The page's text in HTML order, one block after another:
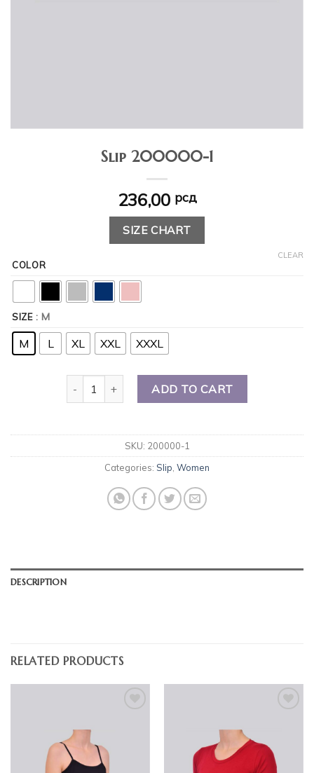
Slip 200000-1
236,00 рсд
SIZE CHART
COLOR
SIZE : M
M L XL XXL XXXL
CLEAR
ADD TO CART
SKU: 200000-1
Categories: Slip, Women
DESCRIPTION
RELATED PRODUCTS
Dodajte
na listu
želja